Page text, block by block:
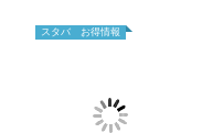
スタバ お得情報